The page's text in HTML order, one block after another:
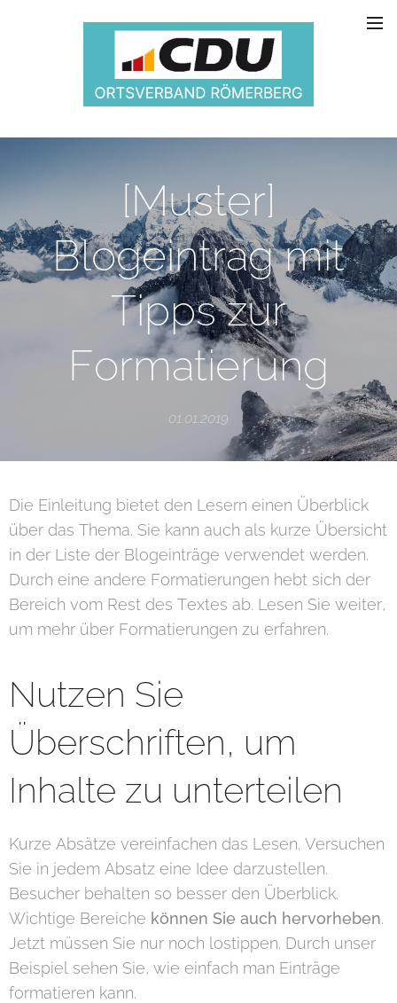
[Muster]
Blogeintrag mit
Tipps zur
Formatierung
01.01.2019
Die Einleitung bietet den Lesern einen Überblick
über das Thema. Sie kann auch als kurze Übersicht
in der Liste der Blogeinträge verwendet werden.
Durch eine andere Formatierungen hebt sich der
Bereich vom Rest des Textes ab. Lesen Sie weiter,
um mehr über Formatierungen zu erfahren.
Nutzen Sie
Überschriften, um
Inhalte zu unterteilen
Kurze Absätze vereinfachen das Lesen. Versuchen
Sie in jedem Absatz eine Idee darzustellen.
Besucher behalten so besser den Überblick.
Wichtige Bereiche können Sie auch hervorheben.
Jetzt müssen Sie nur noch lostippen. Durch unser
Beispiel sehen Sie, wie einfach man Einträge
formatieren kann.